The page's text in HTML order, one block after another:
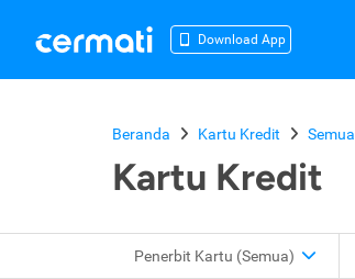
Download App
Beranda Kartu Kredit Semua
Kartu Kredit
Penerbit Kartu (Semua)